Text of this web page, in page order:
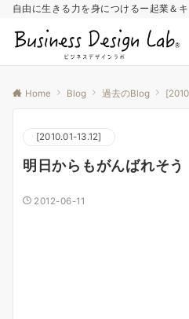
自由に生きる力を身につけるー起業＆
Home Blog 過去のBlog
[2010.01-13.12]
明日からもがんばれそう
2012-06-11